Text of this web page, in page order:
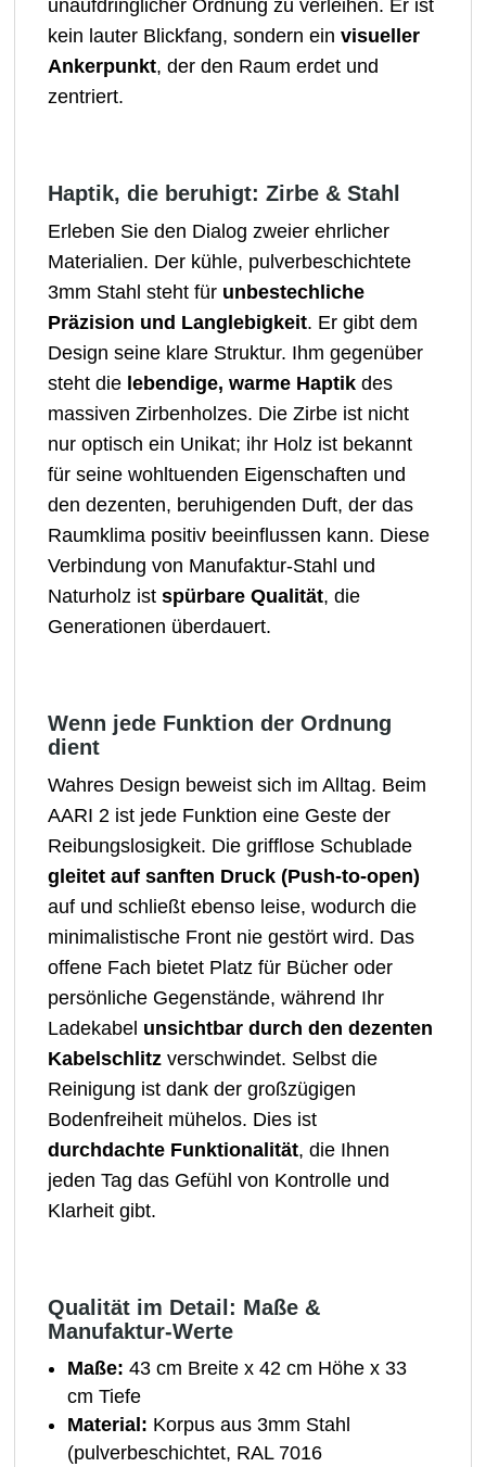
unaufdringlicher Ordnung zu verleihen. Er ist
kein lauter Blickfang, sondern einvisueller
Ankerpunkt, der den Raum erdet und
zentriert.
Haptik, die beruhigt: Zirbe & Stahl
Erleben Sie den Dialog zweier ehrlicher
Materialien. Der kühle, pulverbeschichtete
3mm Stahl steht für unbestechliche
Präzision und Langlebigkeit. Er gibt dem
Design seine klare Struktur. Ihm gegenüber
steht die lebendige, warme Haptik des
massiven Zirbenholzes. Die Zirbe ist nicht
nur optisch ein Unikat; ihr Holz ist bekannt
für seine wohltuenden Eigenschaften und
den dezenten, beruhigenden Duft, der das
Raumklima positiv beeinflussen kann. Diese
Verbindung von Manufaktur-Stahl und
Naturholz istspürbare Qualität, die
Generationen überdauert.
Wenn jede Funktion der Ordnung
dient
Wahres Design beweist sich im Alltag. Beim
AARI 2 ist jede Funktion eine Geste der
Reibungslosigkeit. Die grifflose Schublade
gleitet auf sanften Druck (Push-to-open)
auf und schließt ebenso leise, wodurch die
minimalistische Front nie gestört wird. Das
offene Fach bietet Platz für Bücher oder
persönliche Gegenstände, während Ihr
Ladekabel unsichtbar durch den dezenten
Kabelschlitz verschwindet. Selbst die
Reinigung ist dank der großzügigen
Bodenfreiheit mühelos. Dies ist
durchdachte Funktionalität, die Ihnen
jeden Tag das Gefühl von Kontrolle und
Klarheit gibt.
Qualität im Detail: Maße &
Manufaktur-Werte
Maße: 43 cm Breite x 42 cm Höhe x 33
cm Tiefe
Material: Korpus aus 3mm Stahl
(pulverbeschichtet, RAL 7016